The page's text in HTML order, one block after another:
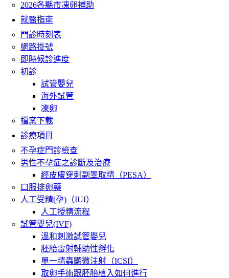
2026各縣市凍卵補助
就醫指南
門診時刻表
網路掛號
即時候診進度
初診
試管嬰兒
海外試管
凍卵
檔案下載
診療項目
不孕症門診檢查
男性不孕症之診斷及治療
經皮膚穿刺副睪取精（PESA）
口服排卵藥
人工受精(孕)（IUI）
人工授精流程
試管嬰兒(IVF)
溫和刺激試管嬰兒
胚胎雷射輔助性孵化
單一精蟲顯微注射（ICSI）
取卵手術跟胚胎植入如何進行